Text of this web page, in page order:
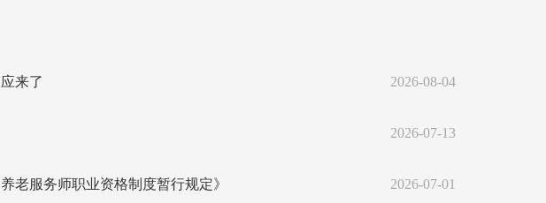
来了 2026-08-04
2026-07-13
老服务师职业资格制度暂行规定》 2026-07-01